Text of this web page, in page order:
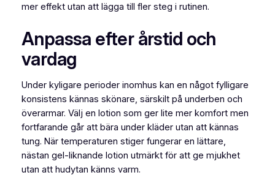
mer effekt utan att lägga till fler steg i rutinen.
Anpassa efter årstid och
vardag
Under kyligare perioder inomhus kan en något fylligare
konsistens kännas skönare, särskilt på underben och
överarmar. Välj en lotion som ger lite mer komfort men
fortfarande går att bära under kläder utan att kännas
tung. När temperaturen stiger fungerar en lättare,
nästan gel-liknande lotion utmärkt för att ge mjukhet
utan att hudytan känns varm.